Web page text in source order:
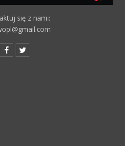
się z nami: